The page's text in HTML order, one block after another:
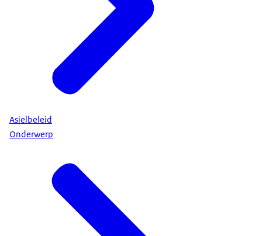
Asielbeleid
Onderwerp